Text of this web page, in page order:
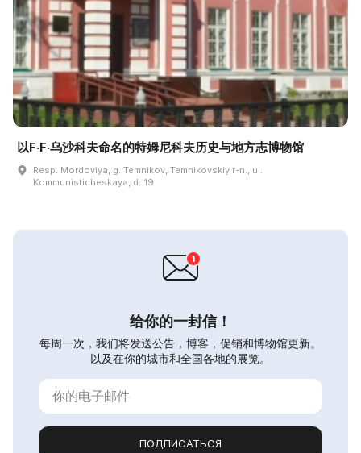
以F·F·乌沙科夫命名的特姆尼科夫历史与地方志博物馆
Resp. Mordoviya, g. Temnikov, Temnikovskiy r-n., ul.
Kommunisticheskaya, d. 19
给你的一封信！
每周一次，我们将发送公告，博客，促销和博物馆更新。
以及在你的城市和全国各地的展览。
ПОДПИСАТЬСЯ